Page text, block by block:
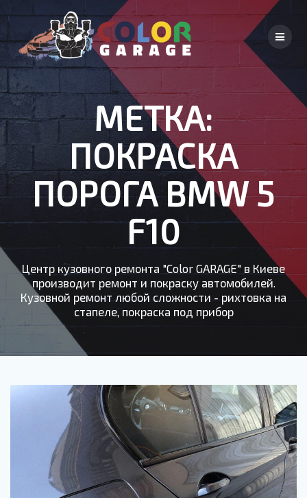
to
content
МЕТКА:
ПОКРАСКА
ПОРОГА BMW 5
F10
Центр кузовного ремонта "Color GARAGE" в Киеве
производит ремонт и покраску автомобилей.
Кузовной ремонт любой сложности - рихтовка на
стапеле, покраска под прибор